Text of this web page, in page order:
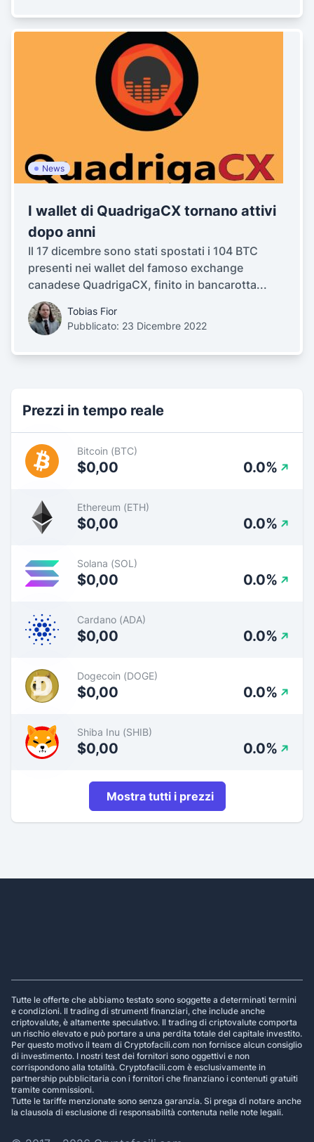
News
I wallet di QuadrigaCX tornano attivi
dopo anni
Il 17 dicembre sono stati spostati i 104 BTC
presenti nei wallet del famoso exchange
canadese QuadrigaCX, finito in bancarotta...
Tobias Fior
Pubblicato: 23 Dicembre 2022
Prezzi in tempo reale
Bitcoin (BTC)
$0,00 0.0%
Ethereum (ETH)
$0,00 0.0%
Solana (SOL)
$0,00 0.0%
Cardano (ADA)
$0,00 0.0%
Dogecoin (DOGE)
$0,00 0.0%
Shiba Inu (SHIB)
$0,00 0.0%
Mostra tutti i prezzi
Tutte le offerte che abbiamo testato sono soggette a determinati termini
e condizioni. Il trading di strumenti finanziari, che include anche
criptovalute, è altamente speculativo. Il trading di criptovalute comporta
un rischio elevato e può portare a una perdita totale del capitale investito.
Per questo motivo il team di Cryptofacili.com non fornisce alcun consiglio
di investimento. I nostri test dei fornitori sono oggettivi e non
corrispondono alla totalità. Cryptofacili.com è esclusivamente in
partnership pubblicitaria con i fornitori che finanziano i contenuti gratuiti
tramite commissioni.
Tutte le tariffe menzionate sono senza garanzia. Si prega di notare anche
la clausola di esclusione di responsabilità contenuta nelle note legali.